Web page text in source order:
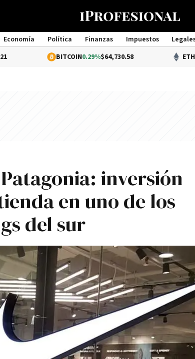
Economía Política Finanzas Impuestos
Management
0.29%$64,730.58 ETHEREUM
inversión
en uno de los
del sur